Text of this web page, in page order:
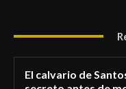
El calvario de